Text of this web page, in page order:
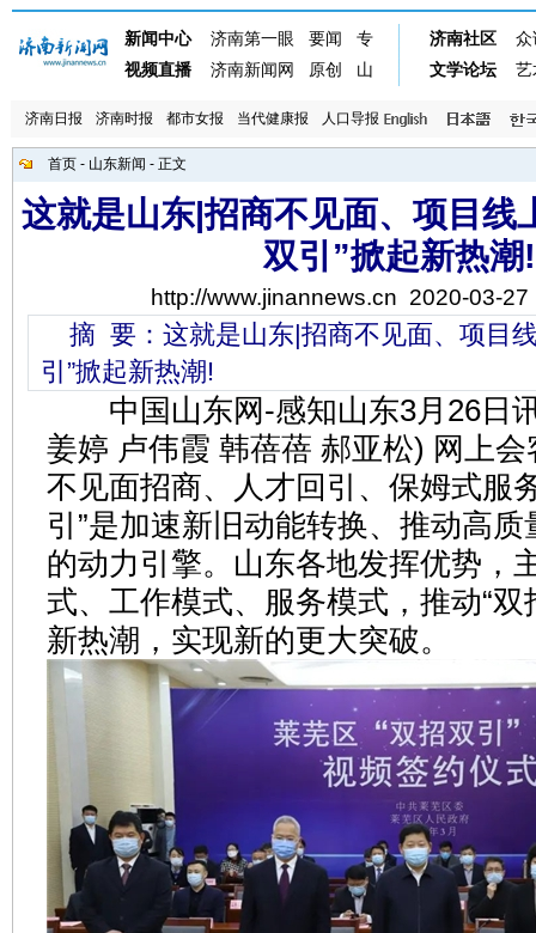
济南日报 济南时报 都市女报 当代健康报 人口导报
首页 - 山东新闻 - 正文
这就是山东|招商不见面、项目线
双引”掀起新热潮!
http://www.jinannews.cn 2020-03-27
摘 要：这就是山东|招商不见面、项目
引”掀起新热潮!
中国山东网-感知山东3月26日
姜婷 卢伟霞 韩蓓蓓 郝亚松) 网上
不见面招商、人才回引、保姆式
引”是加速新旧动能转换、推动高
的动力引擎。山东各地发挥优势，
式、工作模式、服务模式，推动“双
新热潮，实现新的更大突破。